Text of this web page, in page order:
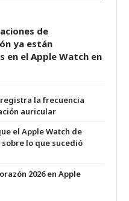
de
ya están
en el Apple Watch en
registra la frecuencia
auricular
el Apple Watch de
lo que sucedió
2026 en Apple